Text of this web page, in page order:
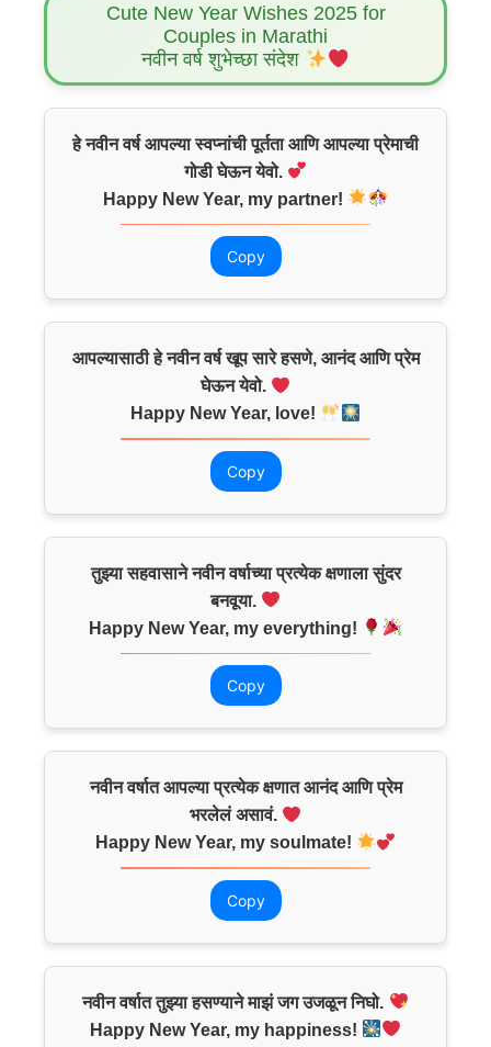
Cute New Year Wishes 2025 for
Couples in Marathi
नवीन वर्ष शुभेच्छा संदेश
हे नवीन वर्ष आपल्या स्वप्नांची पूर्तता आणि आपल्या प्रेमाची
गोडी घेऊन येवो.
Happy New Year, my partner!
Copy
आपल्यासाठी हे नवीन वर्ष खूप सारे हसणे, आनंद आणि प्रेम
घेऊन येवो.
Happy New Year, love!
Copy
तुझ्या सहवासाने नवीन वर्षाच्या प्रत्येक क्षणाला सुंदर
बनवूया.
Happy New Year, my everything!
Copy
नवीन वर्षात आपल्या प्रत्येक क्षणात आनंद आणि प्रेम
भरलेलं असावं.
Happy New Year, my soulmate!
Copy
नवीन वर्षात तुझ्या हसण्याने माझं जग उजळून निघो.
Happy New Year, my happiness!